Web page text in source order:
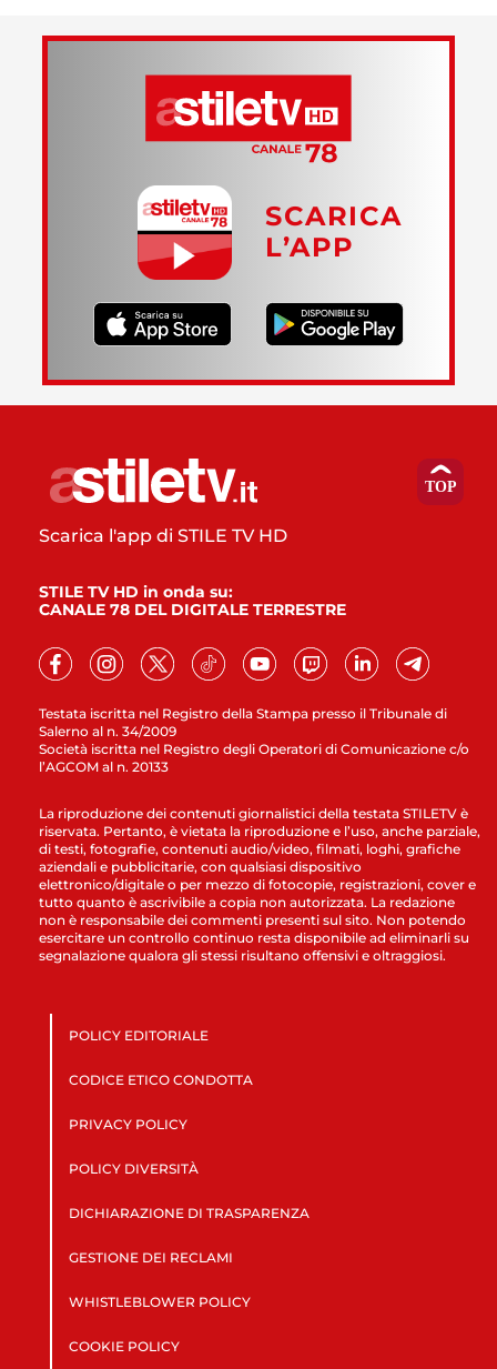
SCARICA
L’APP
Testata iscritta nel Registro della Stampa presso il Tribunale di
Salerno al n. 34/2009
Società iscritta nel Registro degli Operatori di Comunicazione c/o
l’AGCOM al n. 20133
Scarica l'app di STILE TV HD
STILE TV HD in onda su:
CANALE 78 DEL DIGITALE TERRESTRE
La riproduzione dei contenuti giornalistici della testata STILETV è
riservata. Pertanto, è vietata la riproduzione e l’uso, anche parziale,
di testi, fotografie, contenuti audio/video, filmati, loghi, grafiche
aziendali e pubblicitarie, con qualsiasi dispositivo
elettronico/digitale o per mezzo di fotocopie, registrazioni, cover e
tutto quanto è ascrivibile a copia non autorizzata. La redazione
non è responsabile dei commenti presenti sul sito. Non potendo
esercitare un controllo continuo resta disponibile ad eliminarli su
segnalazione qualora gli stessi risultano offensivi e oltraggiosi.
POLICY EDITORIALE
CODICE ETICO CONDOTTA
PRIVACY POLICY
POLICY DIVERSITÀ
DICHIARAZIONE DI TRASPARENZA
GESTIONE DEI RECLAMI
WHISTLEBLOWER POLICY
COOKIE POLICY